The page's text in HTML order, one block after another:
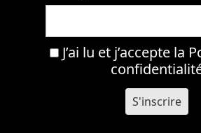
J’ai lu et j’accepte la